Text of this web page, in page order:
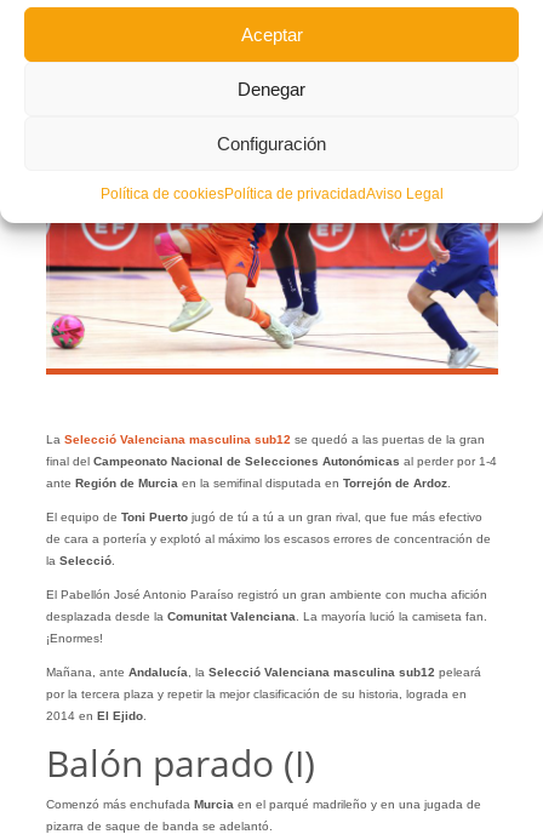
Aceptar
Denegar
Configuración
Política de cookiesPolítica de privacidadAviso Legal
PRENSA FFCV
La Selecció Valenciana masculina sub12se quedó a las puertas de la gran
final del Campeonato Nacional de Selecciones Autonómicas al perder por 1-4
ante Región de Murciaen la semifinal disputada en Torrejón de Ardoz.
El equipo de Toni Puertojugó de tú a tú a un gran rival, que fue más efectivo
de cara a portería y explotó al máximo los escasos errores de concentración de
la Selecció.
El Pabellón José Antonio Paraíso registró un gran ambiente con mucha afición
desplazada desde la Comunitat Valenciana. La mayoría lució la camiseta fan.
¡Enormes!
Mañana, ante Andalucía, la Selecció Valenciana masculina sub12peleará
por la tercera plaza y repetir la mejor clasificación de su historia, lograda en
2014 en El Ejido.
Balón parado (I)
Comenzó más enchufada Murciaen el parqué madrileño y en una jugada de
pizarra de saque de banda se adelantó.